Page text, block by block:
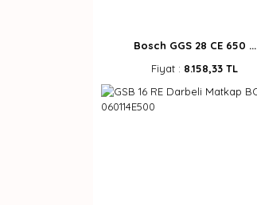
Bosch GGS 28 CE 650 ...
Fiyat : 8.158,33 TL